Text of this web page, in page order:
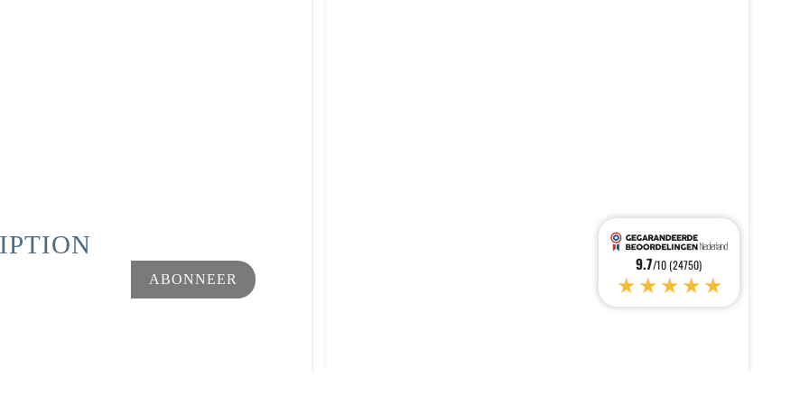
aan te passen en te beheren, en zorgt ervoor dat aan de regelgeving wordt voldaan. Pas uw voorkeuren aan om te
9.7/10 (24750)
★★★★★